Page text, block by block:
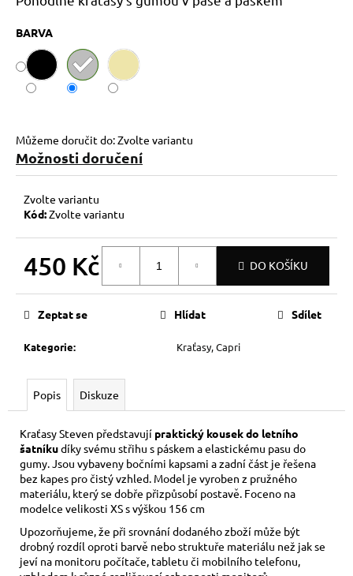
BARVA
Můžeme doručit do:Zvolte variantu
Možnosti doručení
Zvolte variantu
Kód:Zvolte variantu
450 Kč DO KOŠÍKU
Kategorie: Kraťasy, Capri
Zeptat se Hlídat Sdílet
Popis Diskuze
Kraťasy Steven představují praktický kousek do letního
šatníkudíky svému střihu s páskem a elastickému pasu do
gumy. Jsou vybaveny bočními kapsami a zadní část je řešena
bez kapes pro čistý vzhled. Model je vyroben z pružného
materiálu, který se dobře přizpůsobí postavě. Foceno na
modelce velikosti XS s výškou 156 cm
Upozorňujeme, že při srovnání dodaného zboží může být
drobný rozdíl oproti barvě nebo struktuře materiálu než jak se
jeví na monitoru počítače, tabletu či mobilního telefonu,
j
m